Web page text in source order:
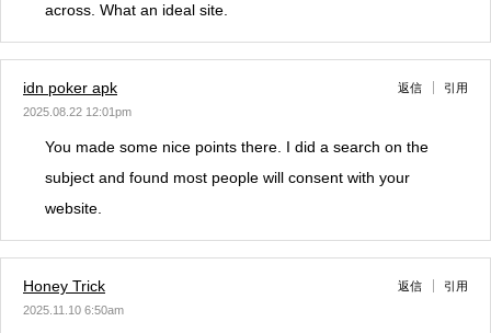
across. What an ideal site.
idn poker apk
2025.08.22 12:01pm
返信 引用
You made some nice points there. I did a search on the
subject and found most people will consent with your
website.
Honey Trick
2025.11.10 6:50am
返信 引用